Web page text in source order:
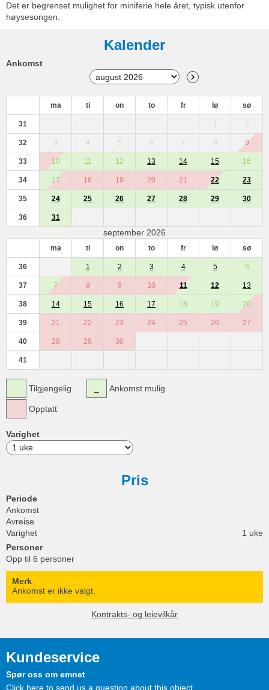
Det er begrenset mulighet for miniferie hele året, typisk utenfor
høysesongen.
Kalender
Ankomst
ma ti on to fr lø sø
31 1 2
32 3 4 5 6 7 8 9
33 10 11 12 13 14 15 16
34 17 18 19 20 21 22 23
35 24 25 26 27 28 29 30
36 31
september 2026
ma ti on to fr lø sø
36 1 2 3 4 5 6
37 7 8 9 10 11 12 13
38 14 15 16 17 18 19 20
39 21 22 23 24 25 26 27
40 28 29 30
41
Tilgjengelig
Opptatt
Ankomst mulig
Varighet
Pris
Periode
Ankomst
Avreise
Varighet
1 uke
Personer
Opp til 6 personer
Merk
Ankomst er ikke valgt.
Kontrakts- og leievilkår
Kundeservice
Spør oss om emnet
Click here to send us a question about this object.